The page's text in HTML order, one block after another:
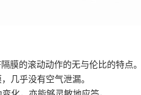
膜的滚动动作的无与伦比的特点。
几乎没有空气泄漏。